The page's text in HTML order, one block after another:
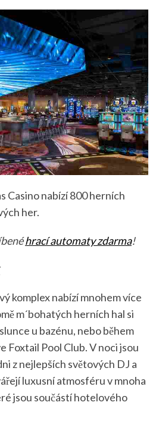
Casino nabízí 800 herních
her.
hrací automaty zdarma!
komplex nabízí mnohem více
m´bohatých herních hal si
u bazénu, nebo během
Foxtail Pool Club. V noci jsou
z nejlepších světových DJ a
luxusní atmosféru v mnoha
jsou součástí hotelového